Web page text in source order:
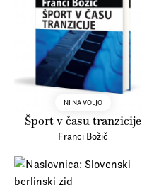
NI NA VOLJO
Šport v času tranzicije
Franci Božič